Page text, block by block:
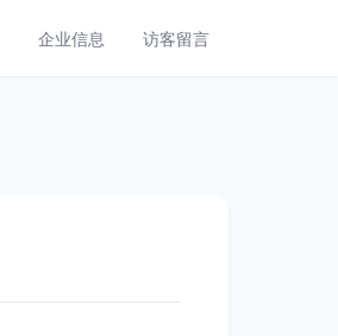
企业信息 访客留言